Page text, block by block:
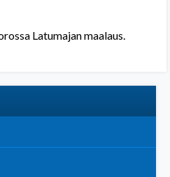
Latumajan maalaus.